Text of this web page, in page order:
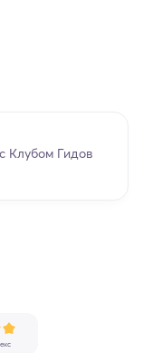
Клубом Гидов